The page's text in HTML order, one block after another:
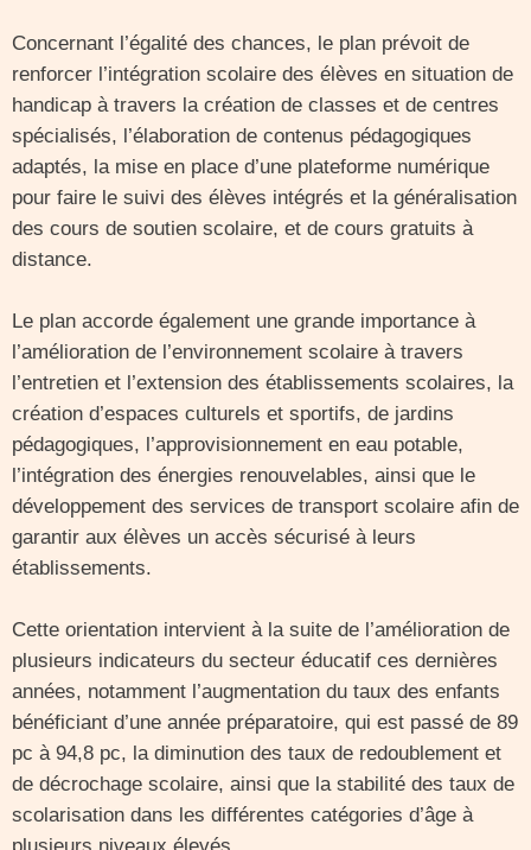
Concernant l’égalité des chances, le plan prévoit de
renforcer l’intégration scolaire des élèves en situation de
handicap à travers la création de classes et de centres
spécialisés, l’élaboration de contenus pédagogiques
adaptés, la mise en place d’une plateforme numérique
pour faire le suivi des élèves intégrés et la généralisation
des cours de soutien scolaire, et de cours gratuits à
distance.
Le plan accorde également une grande importance à
l’amélioration de l’environnement scolaire à travers
l’entretien et l’extension des établissements scolaires, la
création d’espaces culturels et sportifs, de jardins
pédagogiques, l’approvisionnement en eau potable,
l’intégration des énergies renouvelables, ainsi que le
développement des services de transport scolaire afin de
garantir aux élèves un accès sécurisé à leurs
établissements.
Cette orientation intervient à la suite de l’amélioration de
plusieurs indicateurs du secteur éducatif ces dernières
années, notamment l’augmentation du taux des enfants
bénéficiant d’une année préparatoire, qui est passé de 89
pc à 94,8 pc, la diminution des taux de redoublement et
de décrochage scolaire, ainsi que la stabilité des taux de
scolarisation dans les différentes catégories d’âge à